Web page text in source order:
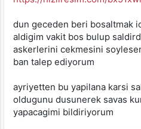
dun geceden beri bosaltmak
aldigim vakit bos bulup
askerlerini cekmesini
ban talep ediyorum
ayriyetten bu yapilana karsi
oldugunu dusunerek savas
yapacagimi bildiriyorum